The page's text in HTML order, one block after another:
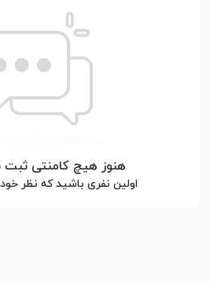
هنوز هیچ کامنتی
اولین نفری باشید که نظر